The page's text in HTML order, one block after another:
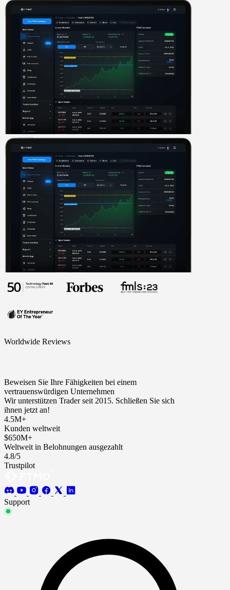
Worldwide Reviews
Beweisen Sie Ihre Fähigkeiten bei einem
vertrauenswürdigen Unternehmen
Wir unterstützen Trader seit 2015. Schließen Sie sich
ihnen jetzt an!
4.5M+
Kunden weltweit
$650M+
Weltweit in Belohnungen ausgezahlt
4.8/5
Trustpilot
Support